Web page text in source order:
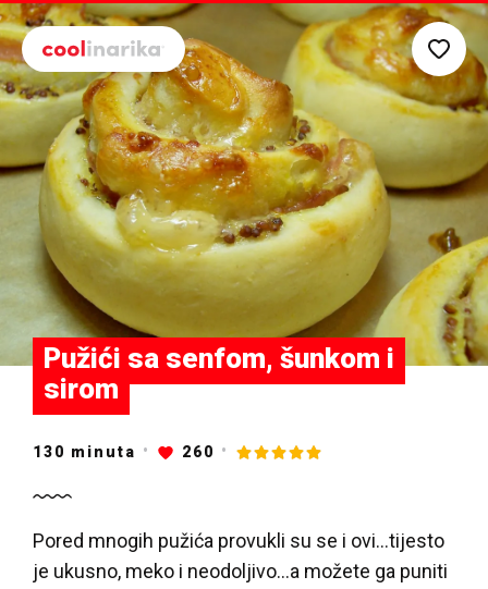
Preskoči na glavni sadržaj
Pužići sa senfom, šunkom i
sirom
130 minuta 260
Pored mnogih pužića provukli su se i ovi…tijesto
je ukusno, meko i neodoljivo…a možete ga puniti